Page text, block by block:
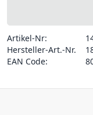
Artikel-Nr:
Hersteller-Art.-Nr.
EAN Code: